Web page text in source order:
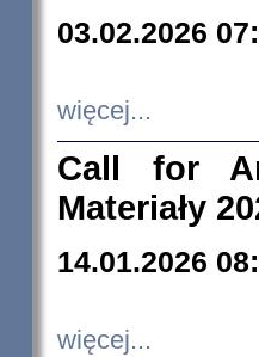
03.02.2026
więcej...
Call for
Materiały
14.01.2026
więcej...